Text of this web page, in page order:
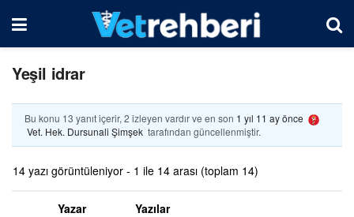
Yeşil idrar
Bu konu 13 yanıt içerir, 2 izleyen vardır ve en son 1 yıl 11 ay önce
Vet. Hek. Dursunali Şimşek tarafından güncellenmiştir.
14 yazı görüntüleniyor - 1 ile 14 arası (toplam 14)
Yazar
Yazılar